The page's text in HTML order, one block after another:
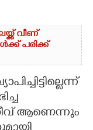
വീണ്
പരിക്ക്
ആണെന്നും